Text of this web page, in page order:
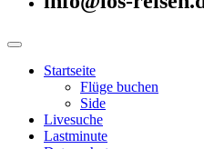
Startseite
Flüge buchen
Side
Livesuche
Lastminute